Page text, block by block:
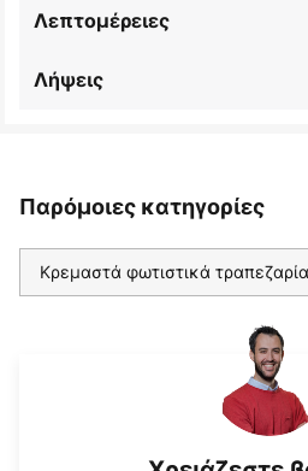
Λεπτομέρειες
Λήψεις
Παρόμοιες κατηγορίες
Κρεμαστά φωτιστικά